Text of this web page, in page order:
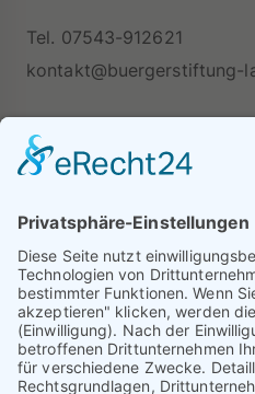
Tel. 07543-912621
kontakt@buergerstiftung-
Unsere Bankverbindungen
Sparkasse Bodensee
IBAN DE44 6905 0001
BIC SOLADES1KNZ
Volksbank
IBAN DE17 6519 1500
BIC GENODES1TET